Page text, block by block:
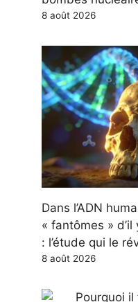
8 août 2026
Dans l’ADN
« fantômes »
: l’étude qui le
8 août 2026